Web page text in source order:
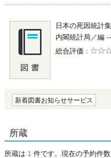
日本の死因統計
内閣統計局／編
総合評価
5段階
新着図書お知らせサービス
所蔵
所蔵は 1 件です。現在の予約件